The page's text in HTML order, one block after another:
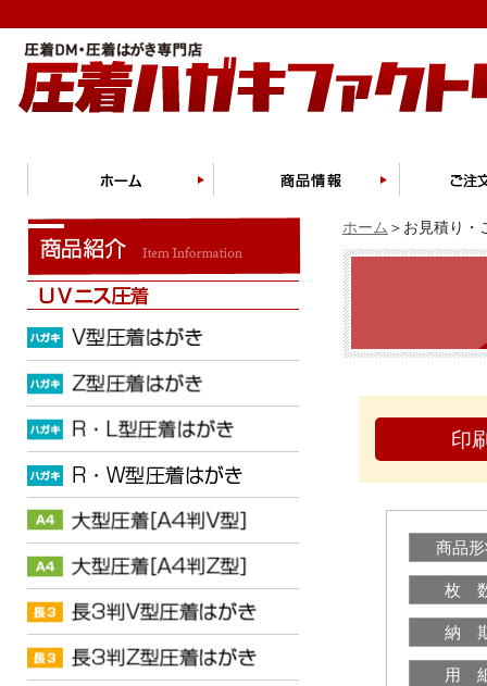
ホーム ＞お見積り・
印
商品
枚
納
用